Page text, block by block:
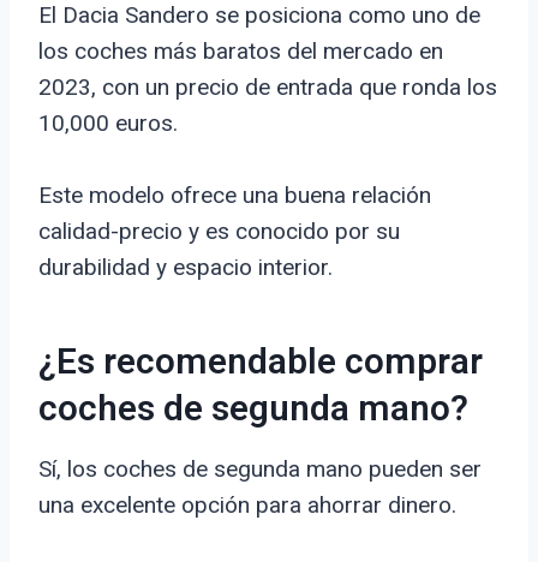
El Dacia Sandero se posiciona como uno de
los coches más baratos del mercado en
2023, con un precio de entrada que ronda los
10,000 euros.
Este modelo ofrece una buena relación
calidad-precio y es conocido por su
durabilidad y espacio interior.
¿Es recomendable comprar
coches de segunda mano?
Sí, los coches de segunda mano pueden ser
una excelente opción para ahorrar dinero.